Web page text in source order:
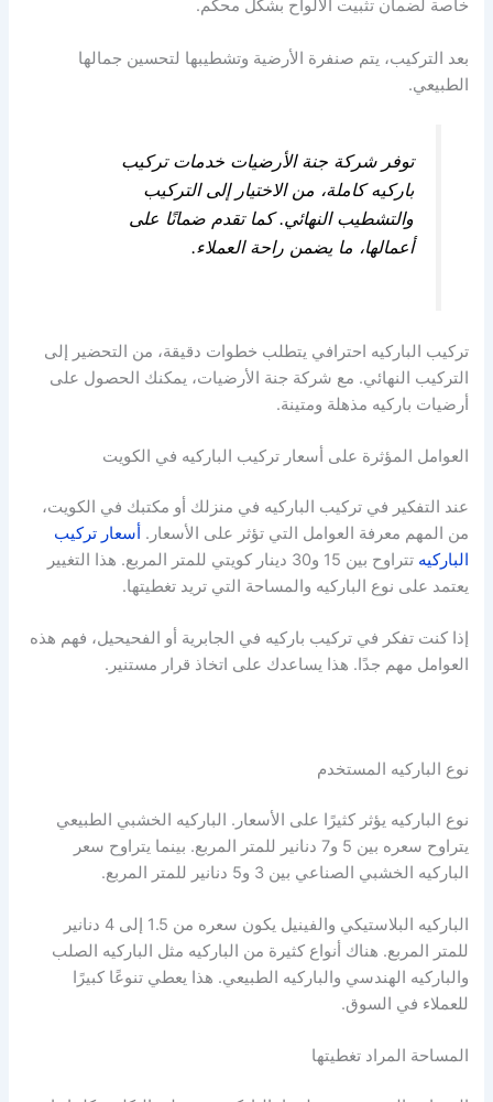
خاصة لضمان تثبيت الألواح بشكل محكم.
بعد التركيب، يتم صنفرة الأرضية وتشطيبها لتحسين جمالها
الطبيعي.
توفر شركة جنة الأرضيات خدمات تركيب
باركيه كاملة، من الاختيار إلى التركيب
والتشطيب النهائي. كما تقدم ضمانًا على
أعمالها، ما يضمن راحة العملاء.
تركيب الباركيه احترافي يتطلب خطوات دقيقة، من التحضير إلى
التركيب النهائي. مع شركة جنة الأرضيات، يمكنك الحصول على
أرضيات باركيه مذهلة ومتينة.
العوامل المؤثرة على أسعار تركيب الباركيه في الكويت
عند التفكير في تركيب الباركيه في منزلك أو مكتبك في الكويت،
من المهم معرفة العوامل التي تؤثر على الأسعار. أسعار تركيب
الباركيه
تتراوح بين 15 و30 دينار كويتي للمتر المربع. هذا التغيير
يعتمد على نوع الباركيه والمساحة التي تريد تغطيتها.
إذا كنت تفكر في تركيب باركيه في الجابرية أو الفحيحيل، فهم هذه
العوامل مهم جدًا. هذا يساعدك على اتخاذ قرار مستنير.
نوع الباركيه المستخدم
نوع الباركيه يؤثر كثيرًا على الأسعار. الباركيه الخشبي الطبيعي
يتراوح سعره بين 5 و7 دنانير للمتر المربع. بينما يتراوح سعر
الباركيه الخشبي الصناعي بين 3 و5 دنانير للمتر المربع.
الباركيه البلاستيكي والفينيل يكون سعره من 1.5 إلى 4 دنانير
للمتر المربع. هناك أنواع كثيرة من الباركيه مثل الباركيه الصلب
والباركيه الهندسي والباركيه الطبيعي. هذا يعطي تنوعًا كبيرًا
للعملاء في السوق.
المساحة المراد تغطيتها